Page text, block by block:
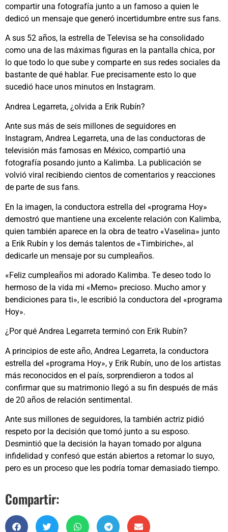
compartir una fotografía junto a un famoso a quien le
dedicó un mensaje que generó incertidumbre entre sus fans.
A sus 52 años, la estrella de Televisa se ha consolidado
como una de las máximas figuras en la pantalla chica, por
lo que todo lo que sube y comparte en sus redes sociales da
bastante de qué hablar. Fue precisamente esto lo que
sucedió hace unos minutos en Instagram.
Andrea Legarreta, ¿olvida a Erik Rubín?
Ante sus más de seis millones de seguidores en
Instagram, Andrea Legarreta, una de las conductoras de
televisión más famosas en México, compartió una
fotografía posando junto a Kalimba. La publicación se
volvió viral recibiendo cientos de comentarios y reacciones
de parte de sus fans.
En la imagen, la conductora estrella del «programa Hoy»
demostró que mantiene una excelente relación con Kalimba,
quien también aparece en la obra de teatro «Vaselina» junto
a Erik Rubín y los demás talentos de «Timbiriche», al
dedicarle un mensaje por su cumpleaños.
«Feliz cumpleaños mi adorado Kalimba. Te deseo todo lo
hermoso de la vida mi «Memo» precioso. Mucho amor y
bendiciones para ti», le escribió la conductora del «programa
Hoy».
¿Por qué Andrea Legarreta terminó con Erik Rubín?
A principios de este año, Andrea Legarreta, la conductora
estrella del «programa Hoy», y Erik Rubín, uno de los artistas
más reconocidos en el país, sorprendieron a todos al
confirmar que su matrimonio llegó a su fin después de más
de 20 años de relación sentimental.
Ante sus millones de seguidores, la también actriz pidió
respeto por la decisión que tomó junto a su esposo.
Desmintió que la decisión la hayan tomado por alguna
infidelidad y confesó que están abiertos a retomar lo suyo,
pero es un proceso que les podría tomar demasiado tiempo.
Compartir: